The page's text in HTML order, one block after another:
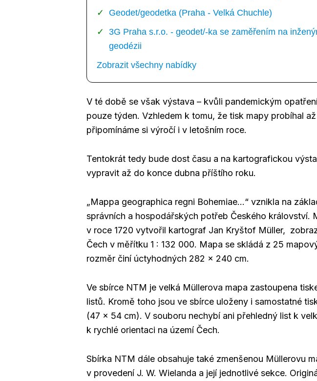
Geodet/geodetka (Praha - Velká Chuchle)
3G Praha s.r.o. - geodet/-ka se zaměřením na
geodézii
Zobrazit všechny nabídky
V té době se však výstava – kvůli pandemickým
pouze týden. Vzhledem k tomu, že tisk mapy probíhal
připomínáme si výročí i v letošním roce.
Tentokrát tedy bude dost času a na kartografickou
vypravit až do konce dubna příštího roku.
„Mappa geographica regni Bohemiae…“ vznikla na
správních a hospodářských potřeb Českého království.
v roce 1720 vytvořil kartograf Jan Kryštof Müller,
Čech v měřítku 1 : 132 000. Mapa se skládá z 25
rozměr činí úctyhodných 282 x 240 cm.
Ve sbírce NTM je velká Müllerova mapa zastoupena
listů. Kromě toho jsou ve sbírce uloženy i samostatné
(47 x 54 cm). V souboru nechybí ani přehledný list k
k rychlé orientaci na území Čech.
Sbírka NTM dále obsahuje také zmenšenou Müllerovu
v provedení J. W. Wielanda a její jednotlivé sekce.